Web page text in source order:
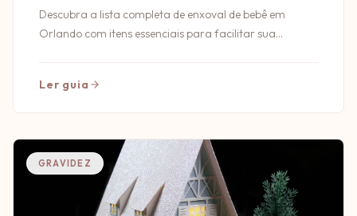
Descubra a lista completa de enxoval de bebê em
Orlando com itens essenciais para facilitar sua
Ler guia
GRAVIDEZ